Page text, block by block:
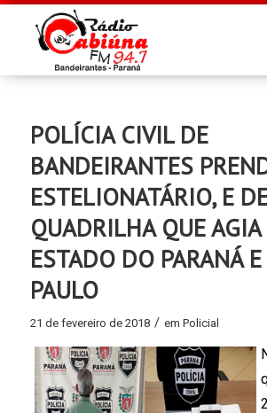
POLÍCIA CIVIL DE
BANDEIRANTES
ESTELIONATÁRIO, E
QUADRILHA QUE
ESTADO DO PARANÁ
PAULO
21 de fevereiro de 2018 / em Policial